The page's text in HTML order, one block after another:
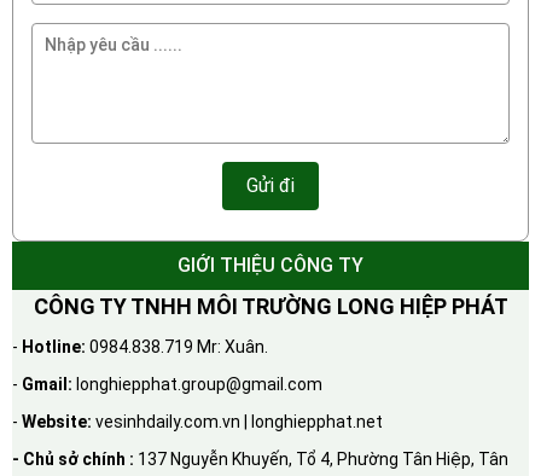
GIỚI THIỆU CÔNG TY
CÔNG TY TNHH MÔI TRƯỜNG LONG HIỆP PHÁT
- Hotline: 0984.838.719 Mr: Xuân.
- Gmail: longhiepphat.group@gmail.com
- Website: vesinhdaily.com.vn | longhiepphat.net
- Chủ sở chính : 137 Nguyễn Khuyến, Tổ 4, Phường Tân Hiệp, Tân